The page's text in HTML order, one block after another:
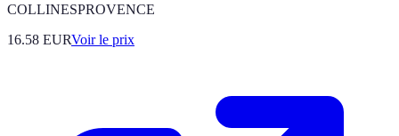
COLLINESPROVENCE
16.58 EURVoir le prix